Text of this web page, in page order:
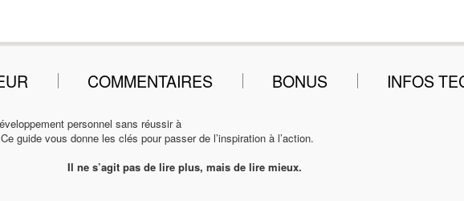
COMMENTAIRES BONUS INFOS
personnel sans réussir à
guide vous donne les clés pour passer de l’inspiration à l’action.
Il ne s’agit pas de lire plus, mais de lire mieux.